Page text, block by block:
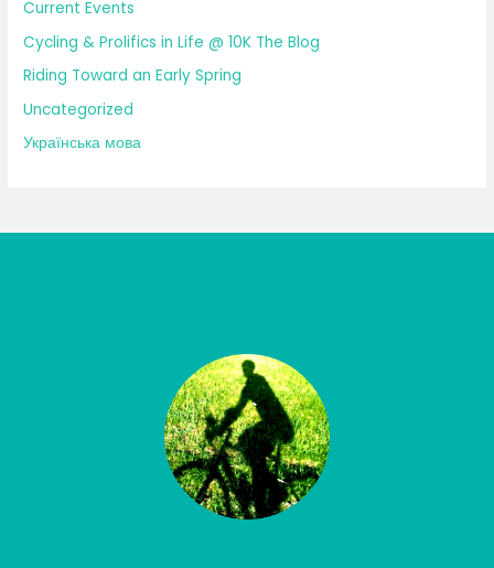
Current Events
Cycling & Prolifics in Life @ 10K The Blog
Riding Toward an Early Spring
Uncategorized
Українська мова